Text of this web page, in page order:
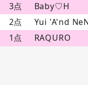
3点
Baby♡H
2点
Yui 'A'nd
1点
RAQURO